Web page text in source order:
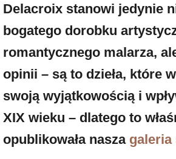
Delacroix stanowi jedynie
bogatego dorobku
romantycznego malarza,
opinii – są to dzieła, które
swoją wyjątkowością i
XIX wieku – dlatego to
opublikowała nasza galeria